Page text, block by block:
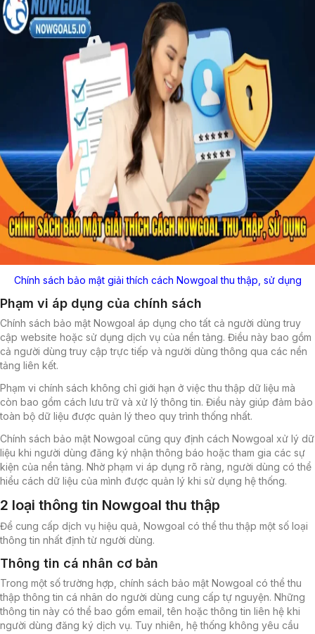
Chính sách bảo mật giải thích cách Nowgoal thu thập, sử dụng
Phạm vi áp dụng của chính sách
Chính sách bảo mật Nowgoal áp dụng cho tất cả người dùng truy
cập website hoặc sử dụng dịch vụ của nền tảng. Điều này bao gồm
cả người dùng truy cập trực tiếp và người dùng thông qua các nền
tảng liên kết.
Phạm vi chính sách không chỉ giới hạn ở việc thu thập dữ liệu mà
còn bao gồm cách lưu trữ và xử lý thông tin. Điều này giúp đảm bảo
toàn bộ dữ liệu được quản lý theo quy trình thống nhất.
Chính sách bảo mật Nowgoal cũng quy định cách Nowgoal xử lý dữ
liệu khi người dùng đăng ký nhận thông báo hoặc tham gia các sự
kiện của nền tảng. Nhờ phạm vi áp dụng rõ ràng, người dùng có thể
hiểu cách dữ liệu của mình được quản lý khi sử dụng hệ thống.
2 loại thông tin Nowgoal thu thập
Để cung cấp dịch vụ hiệu quả, Nowgoal có thể thu thập một số loại
thông tin nhất định từ người dùng.
Thông tin cá nhân cơ bản
Trong một số trường hợp, chính sách bảo mật Nowgoal có thể thu
thập thông tin cá nhân do người dùng cung cấp tự nguyện. Những
thông tin này có thể bao gồm email, tên hoặc thông tin liên hệ khi
người dùng đăng ký dịch vụ. Tuy nhiên, hệ thống không yêu cầu